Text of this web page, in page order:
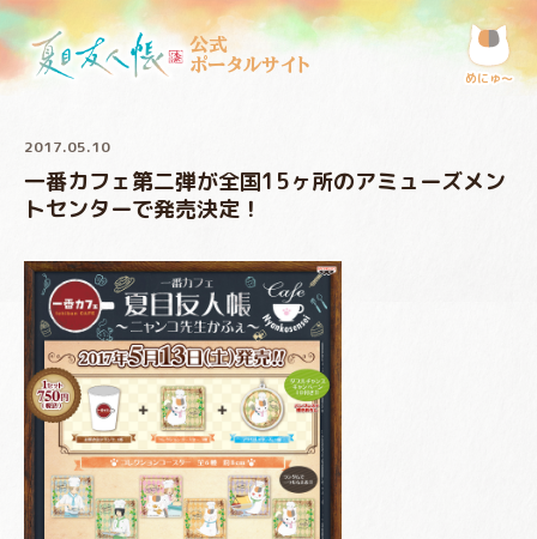
公式
ポータルサイト
めにゅ〜
2017.05.10
一番カフェ第二弾が全国15ヶ所のアミューズメン
トセンターで発売決定！